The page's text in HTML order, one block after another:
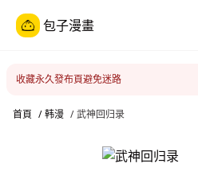
包子漫畫
收藏永久發布頁避免迷路
首頁 / 韩漫 / 武神回归录